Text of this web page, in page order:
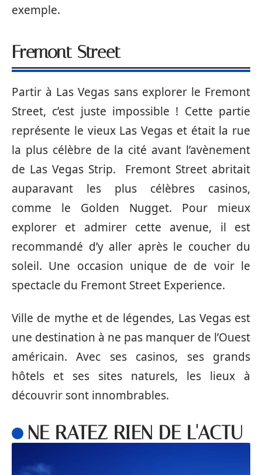
exemple.
Fremont Street
Partir à Las Vegas sans explorer le Fremont
Street, c’est juste impossible ! Cette partie
représente le vieux Las Vegas et était la rue
la plus célèbre de la cité avant l’avènement
de Las Vegas Strip. Fremont Street abritait
auparavant les plus célèbres casinos,
comme le Golden Nugget. Pour mieux
explorer et admirer cette avenue, il est
recommandé d’y aller après le coucher du
soleil. Une occasion unique de de voir le
spectacle du Fremont Street Experience.
Ville de mythe et de légendes, Las Vegas est
une destination à ne pas manquer de l’Ouest
américain. Avec ses casinos, ses grands
hôtels et ses sites naturels, les lieux à
découvrir sont innombrables.
NE RATEZ RIEN DE L'ACTU